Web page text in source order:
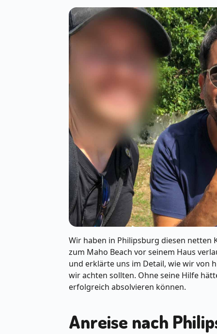
Wir haben in Philipsburg diesen netten
zum Maho Beach vor seinem Haus
und erklärte uns im Detail, wie wir von
wir achten sollten. Ohne seine Hilfe
erfolgreich absolvieren können.
Anreise nach